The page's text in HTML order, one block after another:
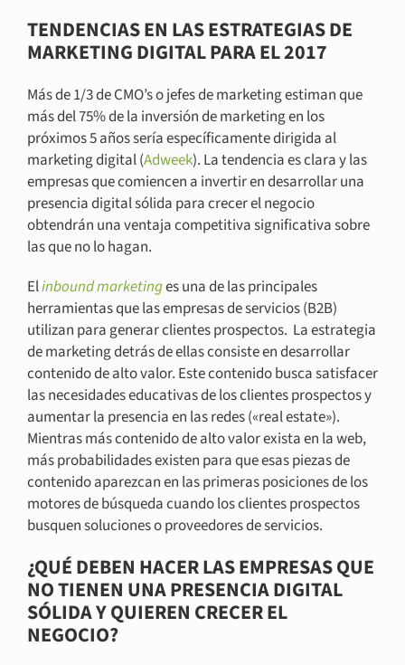
TENDENCIAS EN LAS ESTRATEGIAS DE
MARKETING DIGITAL PARA EL 2017
Más de 1/3 de CMO’s o jefes de marketing estiman que
más del 75% de la inversión de marketing en los
próximos 5 años sería específicamente dirigida al
marketing digital (Adweek). La tendencia es clara y las
empresas que comiencen a invertir en desarrollar una
presencia digital sólida para crecer el negocio
obtendrán una ventaja competitiva significativa sobre
las que no lo hagan.
Elinbound marketinges una de las principales
herramientas que las empresas de servicios (B2B)
utilizan para generar clientes prospectos. La estrategia
de marketing detrás de ellas consiste en desarrollar
contenido de alto valor. Este contenido busca satisfacer
las necesidades educativas de los clientes prospectos y
aumentar la presencia en las redes («real estate»).
Mientras más contenido de alto valor exista en la web,
más probabilidades existen para que esas piezas de
contenido aparezcan en las primeras posiciones de los
motores de búsqueda cuando los clientes prospectos
busquen soluciones o proveedores de servicios.
¿QUÉ DEBEN HACER LAS EMPRESAS QUE
NO TIENEN UNA PRESENCIA DIGITAL
SÓLIDA Y QUIEREN CRECER EL
NEGOCIO?